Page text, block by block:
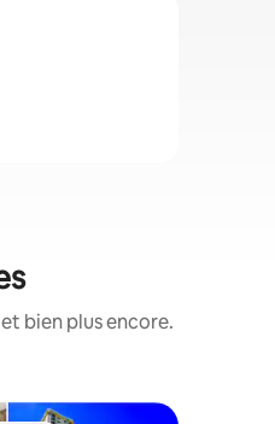
bien plus encore.